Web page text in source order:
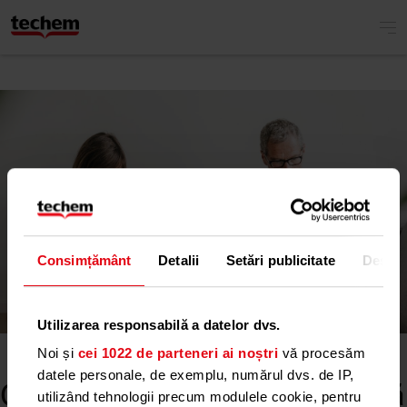
Consimțământ Detalii Setări publicitate
Utilizarea responsabilă a datelor dvs.
Noi și cei 1022 de parteneri ai noștri vă procesăm
datele personale, de exemplu, numărul dvs. de IP,
utilizând tehnologii precum modulele cookie, pentru
Cu energie. Pentru mai multă